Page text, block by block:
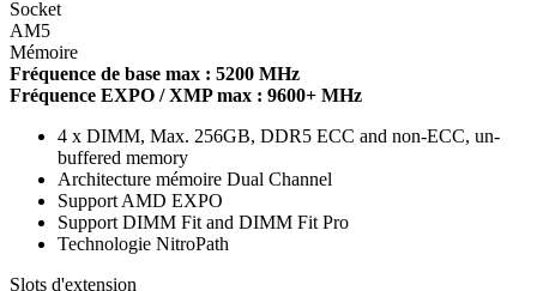
Socket
AM5
Mémoire
Fréquence de base max : 5200 MHz
Fréquence EXPO / XMP max : 9600+ MHz
4 x DIMM, Max. 256GB, DDR5 ECC and non-ECC, un-
buffered memory
Architecture mémoire Dual Channel
Support AMD EXPO
Support DIMM Fit and DIMM Fit Pro
Technologie NitroPath
Slots d'extension